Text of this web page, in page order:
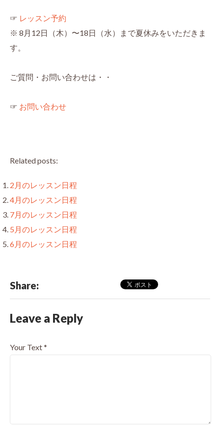
☞ レッスン予約
※ 8月12日（木）〜18日（水）まで夏休みをいただきま
す。
ご質問・お問い合わせは・・
☞ お問い合わせ
Related posts:
2月のレッスン日程
4月のレッスン日程
7月のレッスン日程
5月のレッスン日程
6月のレッスン日程
Share:
Leave a Reply
Your Text*